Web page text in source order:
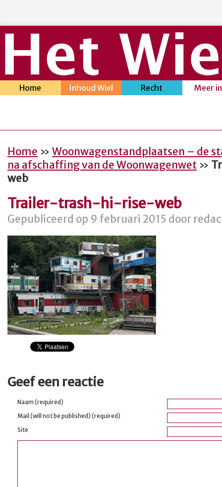
Home Inhoud Wiel Recht Meer
Home » Woonwagenstandplaatsen – de
na afschaffing van de Woonwagenwet »
web
Trailer-trash-hi-rise-web
Gepubliceerd op 9 februari 2015 door
Geef een reactie
Naam (required)
Mail (will not be published) (required)
Site